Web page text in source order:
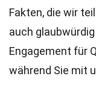
Fakten, die wir
auch
Engagement für
während Sie mit